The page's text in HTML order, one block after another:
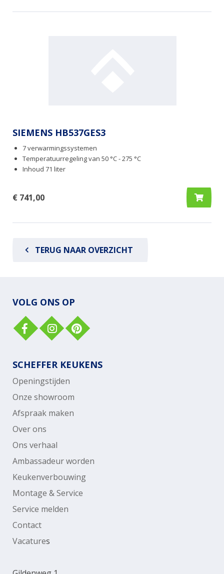
SIEMENS HB537GES3
7 verwarmingssystemen
Temperatuurregeling van 50 °C - 275 °C
Inhoud 71 liter
€ 741,00
TERUG NAAR OVERZICHT
VOLG ONS OP
SCHEFFER KEUKENS
Openingstijden
Onze showroom
Afspraak maken
Over ons
Ons verhaal
Ambassadeur worden
Keukenverbouwing
Montage & Service
Service melden
Contact
Vacatures